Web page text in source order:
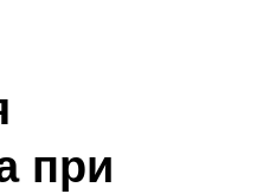
при